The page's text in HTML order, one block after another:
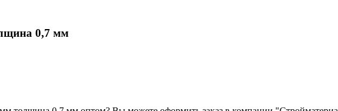
0,7 мм